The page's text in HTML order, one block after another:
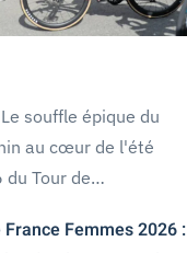
souffle épique du
au cœur de l'été
du Tour de…
Femmes 2026 :